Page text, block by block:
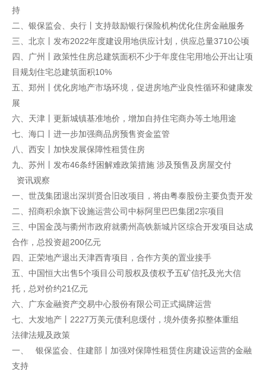
持
二、银保监会、央行丨支持鼓励银行保险机构优化住房金融服务
三、北京丨发布2022年度建设用地供应计划，供应总量3710公顷
四、广州丨政策性住房总建筑面积不少于年度住宅用地公开出让项
目规划住宅总建筑面积10%
五、郑州丨优化房地产市场环境，促进房地产业良性循环和健康发
展
六、天津丨更新城镇基准地价，增加自持住宅商办等土地用途
七、海口丨进一步加强商品房预售资金监管
八、西安丨加快发展保障性租赁住房
九、苏州丨发布46条纾困解难政策措施 涉及预售及房屋交付
资讯观察
一、世茂集团退出深圳贤合旧改项目，将由粤泰股份主要负责开发
二、招商积余旗下设施运营公司中标阿里巴巴集团2宗项目
三、中国金茂与衢州市政府就衢州高铁新城片区综合开发项目达成
合作，总投资超200亿元
四、正荣地产退出天津西青项目，合作方美的置业接手
五、中国恒大出售5个项目公司股权及债权予五矿信托及光大信
托，总对价约21亿元
六、广东金融资产交易中心股份有限公司正式揭牌运营
七、大发地产丨2227万美元债利息缓付，境外债务拟整体重组
法律法规及政策
一、 银保监会、住建部丨加强对保障性租赁住房建设运营的金融
支持